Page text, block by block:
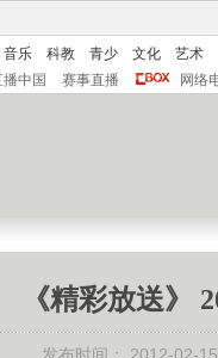
音乐 科教 青少 文化
艺术
播中国 赛事直播 网络
《精彩放送》